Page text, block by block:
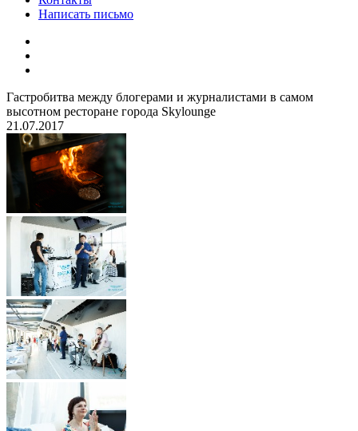
Написать письмо
Гастробитва между блогерами и журналистами в самом
высотном ресторане города Skylounge
21.07.2017